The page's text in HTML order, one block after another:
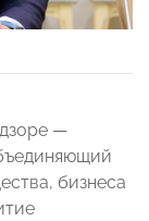
—
бизнеса